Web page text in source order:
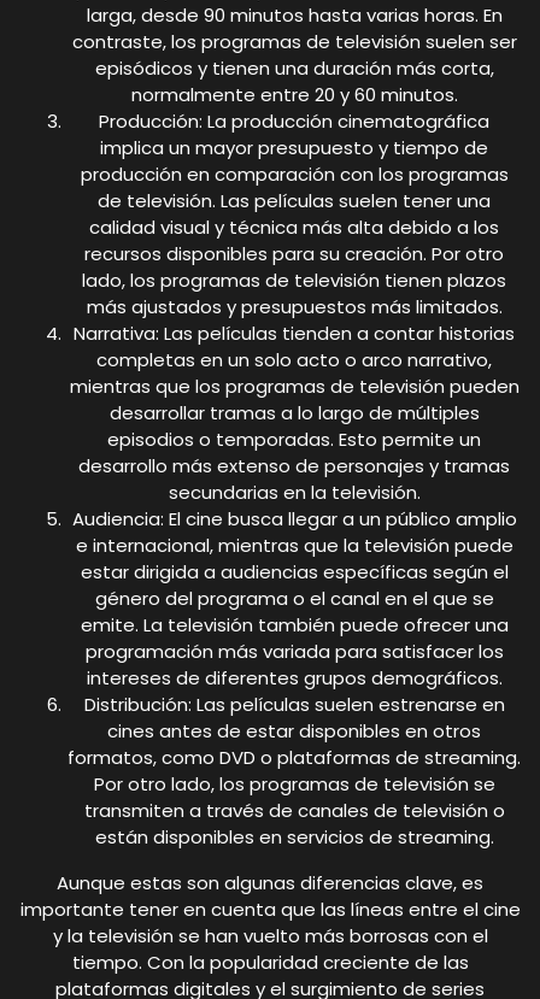
larga, desde 90 minutos hasta varias horas. En
contraste, los programas de televisión suelen ser
episódicos y tienen una duración más corta,
normalmente entre 20 y 60 minutos.
Producción: La producción cinematográfica
implica un mayor presupuesto y tiempo de
producción en comparación con los programas
de televisión. Las películas suelen tener una
calidad visual y técnica más alta debido a los
recursos disponibles para su creación. Por otro
lado, los programas de televisión tienen plazos
más ajustados y presupuestos más limitados.
Narrativa: Las películas tienden a contar historias
completas en un solo acto o arco narrativo,
mientras que los programas de televisión pueden
desarrollar tramas a lo largo de múltiples
episodios o temporadas. Esto permite un
desarrollo más extenso de personajes y tramas
secundarias en la televisión.
Audiencia: El cine busca llegar a un público amplio
e internacional, mientras que la televisión puede
estar dirigida a audiencias específicas según el
género del programa o el canal en el que se
emite. La televisión también puede ofrecer una
programación más variada para satisfacer los
intereses de diferentes grupos demográficos.
Distribución: Las películas suelen estrenarse en
cines antes de estar disponibles en otros
formatos, como DVD o plataformas de streaming.
Por otro lado, los programas de televisión se
transmiten a través de canales de televisión o
están disponibles en servicios de streaming.
Aunque estas son algunas diferencias clave, es
importante tener en cuenta que las líneas entre el cine
y la televisión se han vuelto más borrosas con el
tiempo. Con la popularidad creciente de las
plataformas digitales y el surgimiento de series